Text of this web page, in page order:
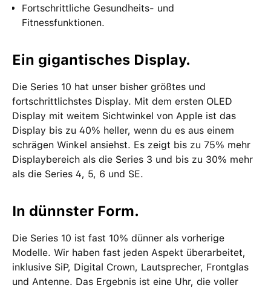
Fortschrittliche Gesundheits- und
Fitnessfunktionen.
Ein gigantisches Display.
Die Series 10 hat unser bisher größtes und
fortschrittlichstes Display. Mit dem ersten OLED
Display mit weitem Sichtwinkel von Apple ist das
Display bis zu 40% heller, wenn du es aus einem
schrägen Winkel ansiehst. Es zeigt bis zu 75% mehr
Displaybereich als die Series 3 und bis zu 30% mehr
als die Series 4, 5, 6 und SE.
In dünnster Form.
Die Series 10 ist fast 10% dünner als vorherige
Modelle. Wir haben fast jeden Aspekt überarbeitet,
inklusive SiP, Digital Crown, Lautsprecher, Frontglas
und Antenne. Das Ergebnis ist eine Uhr, die voller